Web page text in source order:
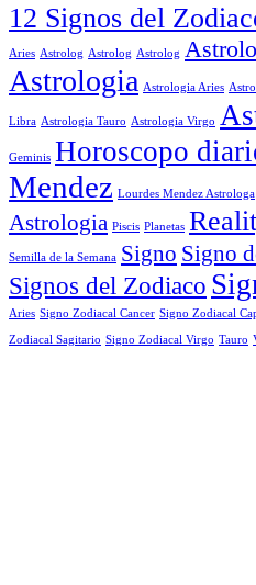
12 Signos del
Aries Astrolog Astrolog Astrolog
Astrologia Astrologia Aries
Libra Astrologia Tauro Astrologia Virgo
Geminis Horoscopo
Mendez Lourdes Mendez Astrologa
Astrologia Piscis Planetas
Semilla de la Semana Signo Signo
Signos del Zodiaco
Aries Signo Zodiacal Cancer Signo Zodiacal
Zodiacal Sagitario Signo Zodiacal Virgo Tauro